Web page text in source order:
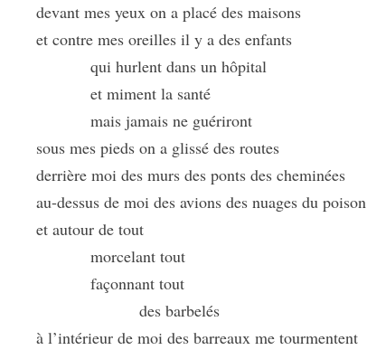
devant mes yeux on a placé des maisons
et contre mes oreilles il y a des enfants
qui hurlent dans un hôpital
et miment la santé
mais jamais ne guériront
sous mes pieds on a glissé des routes
derrière moi des murs des ponts des cheminées
au-dessus de moi des avions des nuages du poison
et autour de tout
morcelant tout
façonnant tout
des barbelés
à l’intérieur de moi des barreaux me tourmentent